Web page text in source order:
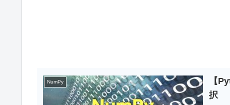
NumPy
【
択